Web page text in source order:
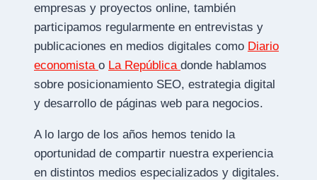
empresas y proyectos online, también
participamos regularmente en entrevistas y
publicaciones en medios digitales como Diario
economista o La República donde hablamos
sobre posicionamiento SEO, estrategia digital
y desarrollo de páginas web para negocios.
A lo largo de los años hemos tenido la
oportunidad de compartir nuestra experiencia
en distintos medios especializados y digitales.